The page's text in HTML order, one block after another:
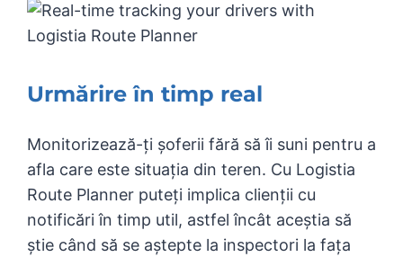
Urmărire în timp real
Monitorizează-ți șoferii fără să îi suni pentru a
afla care este situația din teren. Cu Logistia
Route Planner puteți implica clienții cu
notificări în timp util, astfel încât aceștia să
știe când să se aștepte la inspectori la fața